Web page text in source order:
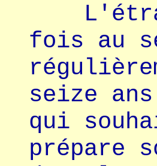
fois au
seize
qui
prépare